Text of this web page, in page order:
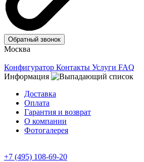
Обратный звонок
Москва
Конфигуратор Контакты Услуги FAQ
Информация
Доставка
Оплата
Гарантия и возврат
О компании
Фотогалерея
+7 (495) 108-69-20